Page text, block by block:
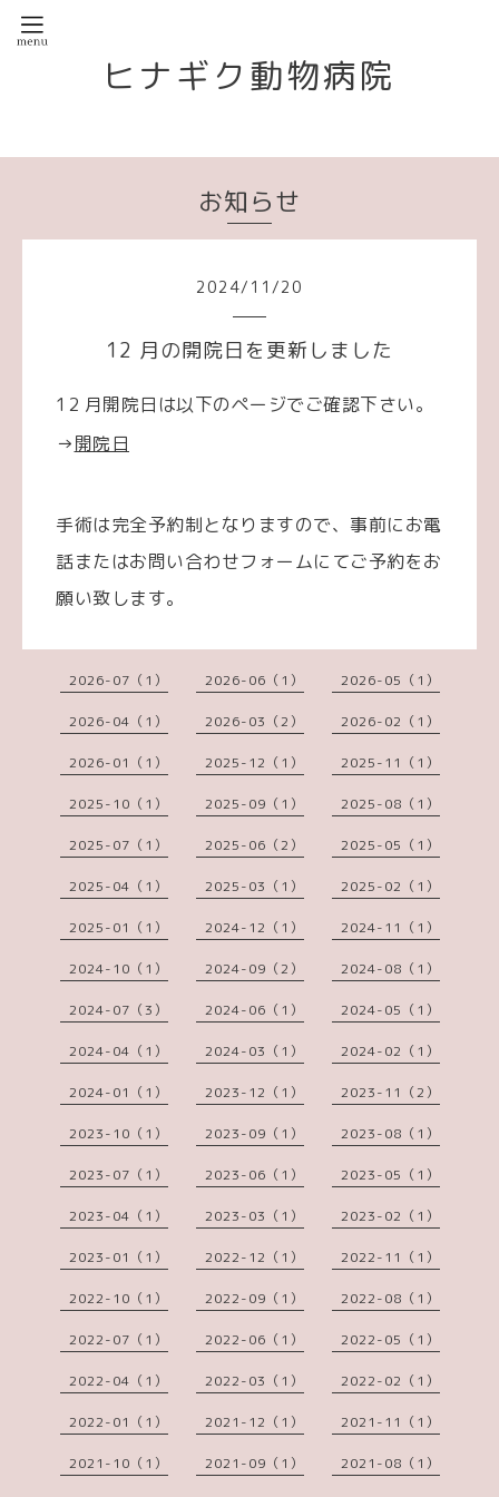
ヒナギク動物病院
お知らせ
2024/ 11 /20
12 月の開院日を更新しました
12 月開院日は以下のページでご確認下さい。
→開院日
手術は完全予約制となりますので、事前にお電
話またはお問い合わせフォームにてご予約をお
願い致します。
2026-07（1） 2026-06（1） 2026-05（1）
2026-04（1） 2026-03（2） 2026-02（1）
2026-01（1） 2025-12（1） 2025-11（1）
2025-10（1） 2025-09（1） 2025-08（1）
2025-07（1） 2025-06（2） 2025-05（1）
2025-04（1） 2025-03（1） 2025-02（1）
2025-01（1） 2024-12（1） 2024-11（1）
2024-10（1） 2024-09（2） 2024-08（1）
2024-07（3） 2024-06（1） 2024-05（1）
2024-04（1） 2024-03（1） 2024-02（1）
2024-01（1） 2023-12（1） 2023-11（2）
2023-10（1） 2023-09（1） 2023-08（1）
2023-07（1） 2023-06（1） 2023-05（1）
2023-04（1） 2023-03（1） 2023-02（1）
2023-01（1） 2022-12（1） 2022-11（1）
2022-10（1） 2022-09（1） 2022-08（1）
2022-07（1） 2022-06（1） 2022-05（1）
2022-04（1） 2022-03（1） 2022-02（1）
2022-01（1） 2021-12（1） 2021-11（1）
2021-10（1） 2021-09（1） 2021-08（1）